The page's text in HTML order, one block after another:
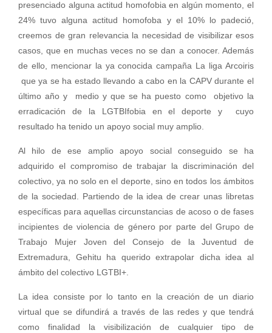
presenciado alguna actitud homofobia en algún momento, el
24% tuvo alguna actitud homofoba y el 10% lo padeció,
creemos de gran relevancia la necesidad de visibilizar esos
casos, que en muchas veces no se dan a conocer. Además
de ello, mencionar la ya conocida campaña La liga Arcoiris
que ya se ha estado llevando a cabo en la CAPV durante el
último año y medio y que se ha puesto como objetivo la
erradicación de la LGTBIfobia en el deporte y cuyo
resultado ha tenido un apoyo social muy amplio.
Al hilo de ese amplio apoyo social conseguido se ha
adquirido el compromiso de trabajar la discriminación del
colectivo, ya no solo en el deporte, sino en todos los ámbitos
de la sociedad. Partiendo de la idea de crear unas libretas
específicas para aquellas circunstancias de acoso o de fases
incipientes de violencia de género por parte del Grupo de
Trabajo Mujer Joven del Consejo de la Juventud de
Extremadura, Gehitu ha querido extrapolar dicha idea al
ámbito del colectivo LGTBI+.
La idea consiste por lo tanto en la creación de un diario
virtual que se difundirá a través de las redes y que tendrá
como finalidad la visibilización de cualquier tipo de